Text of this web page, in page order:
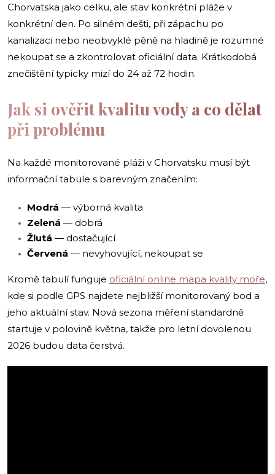
Chorvatska jako celku, ale stav konkrétní pláže v
konkrétní den. Po silném dešti, při zápachu po
kanalizaci nebo neobvyklé pěně na hladině je rozumné
nekoupat se a zkontrolovat oficiální data. Krátkodobá
znečištění typicky mizí do 24 až 72 hodin.
Jak si ověřit kvalitu vody a co dělat
při problému
Na každé monitorované pláži v Chorvatsku musí být
informační tabule s barevným značením:
Modrá — výborná kvalita
Zelená — dobrá
Žlutá — dostačující
Červená — nevyhovující, nekoupat se
Kromě tabulí funguje oficiální online mapa kvality moře,
kde si podle GPS najdete nejbližší monitorovaný bod a
jeho aktuální stav. Nová sezona měření standardně
startuje v polovině května, takže pro letní dovolenou
2026 budou data čerstvá.